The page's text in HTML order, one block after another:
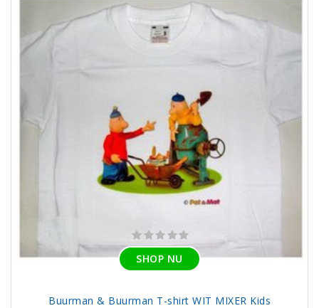
SHOP NU
Buurman & Buurman T-shirt WIT MIXER Kids